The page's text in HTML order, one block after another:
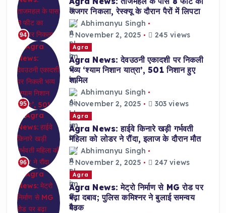
94
अजगर निकला, रेस्क्यू के दौरान पैरों में लिपटा
Abhimanyu Singh
November 2, 2025
245 views
95
Agra
Agra News: देवउठनी एकादशी पर निकली
भव्य ‘श्याम निशान यात्रा’, 501 निशान हुए
शामिल
Abhimanyu Singh
November 2, 2025
303 views
96
Agra
Agra News: हाईवे किनारे खड़ी गर्भवती
महिला को लोडर ने रौंदा, इलाज के दौरान मौत
Abhimanyu Singh
November 2, 2025
247 views
Agra
Agra News: मेट्रो निर्माण से MG रोड पर
बढ़ा दबाव; पुलिस कमिश्नर ने बुलाई समन्वय
बैठक